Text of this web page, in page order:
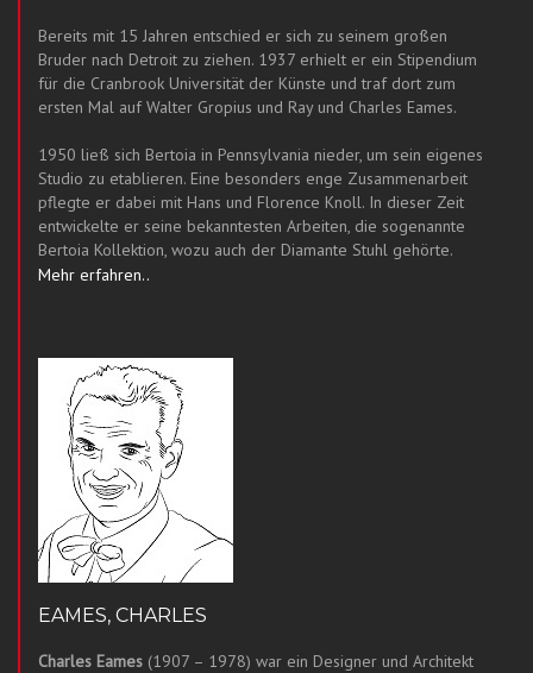
Bereits mit 15 Jahren entschied er sich zu seinem großen
Bruder nach Detroit zu ziehen. 1937 erhielt er ein Stipendium
für die Cranbrook Universität der Künste und traf dort zum
ersten Mal auf Walter Gropius und Ray und Charles Eames.
1950 ließ sich Bertoia in Pennsylvania nieder, um sein eigenes
Studio zu etablieren. Eine besonders enge Zusammenarbeit
pflegte er dabei mit Hans und Florence Knoll. In dieser Zeit
entwickelte er seine bekanntesten Arbeiten, die sogenannte
Bertoia Kollektion, wozu auch der Diamante Stuhl gehörte.
Mehr erfahren..
EAMES, CHARLES
Charles Eames (1907 – 1978) war ein Designer und Architekt